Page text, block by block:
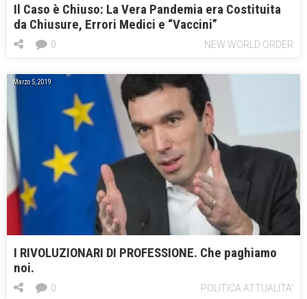
Il Caso è Chiuso: La Vera Pandemia era Costituita
da Chiusure, Errori Medici e “Vaccini”
NEW WORLD ORDER
0
Marzo 5, 2019
I RIVOLUZIONARI DI PROFESSIONE. Che paghiamo
noi.
POLITICA ATTUALITA'
0